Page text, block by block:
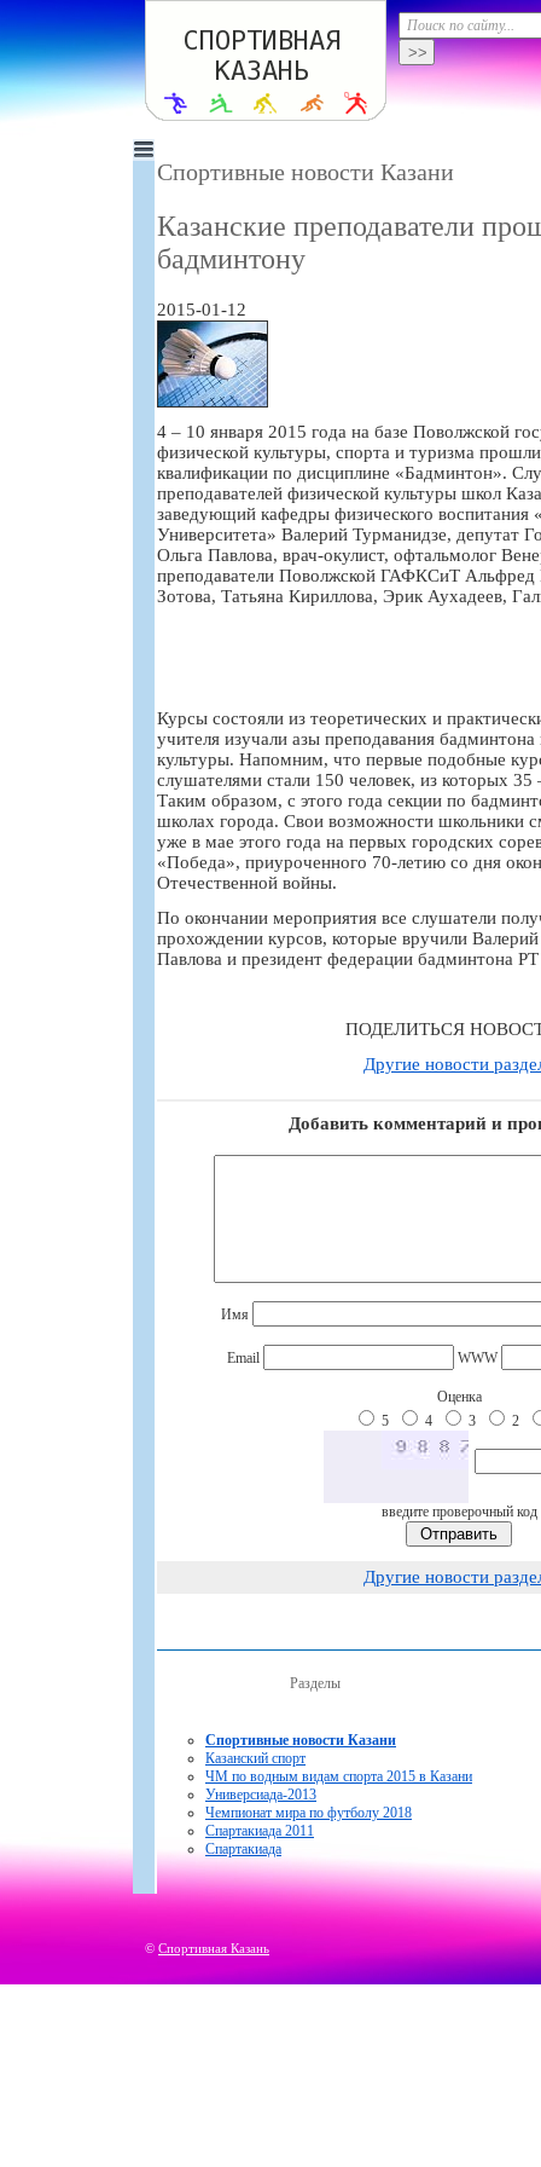
Спортивные новости Казани
Казанские преподаватели
бадминтону
2015-01-12
4 – 10 января 2015 года на базе Поволжской
физической культуры, спорта и туризма
квалификации по дисциплине «Бадминтон».
преподавателей физической культуры школ
заведующий кафедры физического воспитания
Университета» Валерий Турманидзе, депутат
Ольга Павлова, врач-окулист, офтальмолог
преподаватели Поволжской ГАФКСиТ
Зотова, Татьяна Кириллова, Эрик Аухадеев,
Курсы состояли из теоретических и
учителя изучали азы преподавания
культуры. Напомним, что первые подобные
слушателями стали 150 человек, из которых 35
Таким образом, с этого года секции по
школах города. Свои возможности школьники
уже в мае этого года на первых городских
«Победа», приуроченного 70-летию со дня
Отечественной войны.
По окончании мероприятия все слушатели
прохождении курсов, которые вручили
Павлова и президент федерации бадминтона
ПОДЕЛИТЬСЯ
Другие новости
Добавить комментарий и
Имя
Email WWW
Оценка
5
4 3 2
введите проверочный код
Другие новости
Разделы
Спортивные новости Казани
Казанский спорт
ЧМ по водным видам спорта 2015 в Казани
Универсиада-2013
Чемпионат мира по футболу 2018
Спартакиада 2011
Спартакиада
© Спортивная Казань